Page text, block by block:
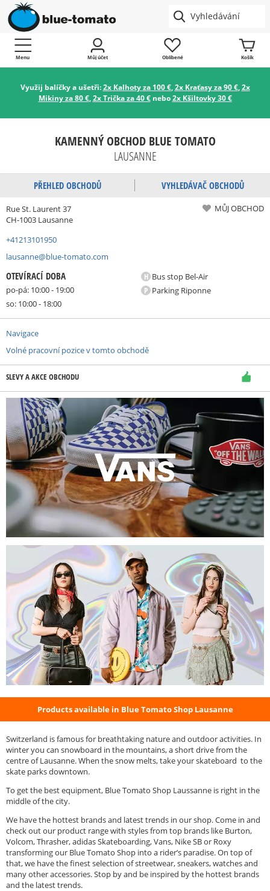
Menu Můj účet Oblíbené Košík
Využij balíčky a ušetři:2x Kalhoty za 100 €,2x Kraťasy za 90 €,2x
Mikiny za 80 €,2x Trička za 40 €nebo2x Kšiltovky 30 €
KAMENNÝ OBCHOD BLUE TOMATO
LAUSANNE
PŘEHLED OBCHODŮ VYHLEDÁVAČ OBCHODŮ
Rue St. Laurent 37
CH-1003 Lausanne
MŮJ OBCHOD
+41213101950
lausanne@blue-tomato.com
OTEVÍRACÍ DOBA
po-pá: 10:00 - 19:00
so: 10:00 - 18:00
H Bus stop Bel-Air
P Parking Riponne
Navigace
Volné pracovní pozice v tomto obchodě
SLEVY A AKCE OBCHODU
Products available in Blue Tomato Shop Lausanne
Switzerland is famous for breathtaking nature and outdoor activities. In
winter you can snowboard in the mountains, a short drive from the
centre of Lausanne. When the snow melts, take your skateboard to the
skate parks downtown.
To get the best equipment, Blue Tomato Shop Laussanne is right in the
middle of the city.
We have the hottest brands and latest trends in our shop. Come in and
check out our product range with styles from top brands like Burton,
Volcom, Thrasher, adidas Skateboarding, Vans, Nike SB or Roxy
transforming our Blue Tomato Shop into a rider’s paradise. On top of
that, we have the finest selection of streetwear, sneakers, watches and
many other accessories. Stop by and be inspired by the hottest brands
and the latest trends.